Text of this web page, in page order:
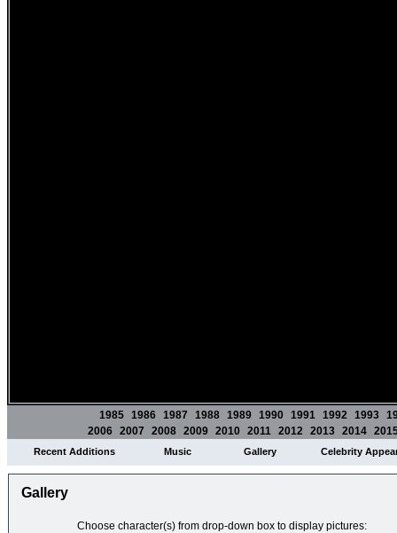
1985 1986 1987 1988 1989 1990 1991 1992 1993
2006 2007 2008 2009 2010 2011 2012 2013 2014
Recent Additions Music Gallery Celebrity
Gallery
Choose character(s) from drop-down box to display pictures: